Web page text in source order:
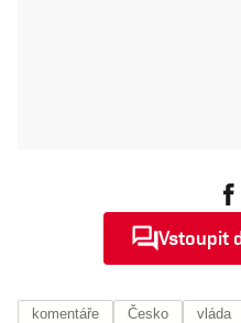
Vstoupit
komentáře Česko vláda